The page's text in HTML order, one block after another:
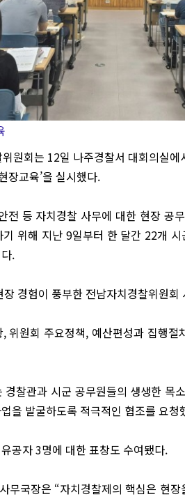
원회는 12일 나주경찰서 대회의실
장교육’을 실시했다.
전 등 자치경찰 사무에 대한 현장 공
위해 지난 9일부터 한 달간 22개
.
경험이 풍부한 전남자치경찰위원회
위원회 주요정책, 예산편성과 집행
경찰관과 시군 공무원들의 생생한 목
을 발굴하도록 적극적인 협조를 요청
공자 3명에 대한 표창도 수여됐다.
무국장은 “자치경찰제의 핵심은 현